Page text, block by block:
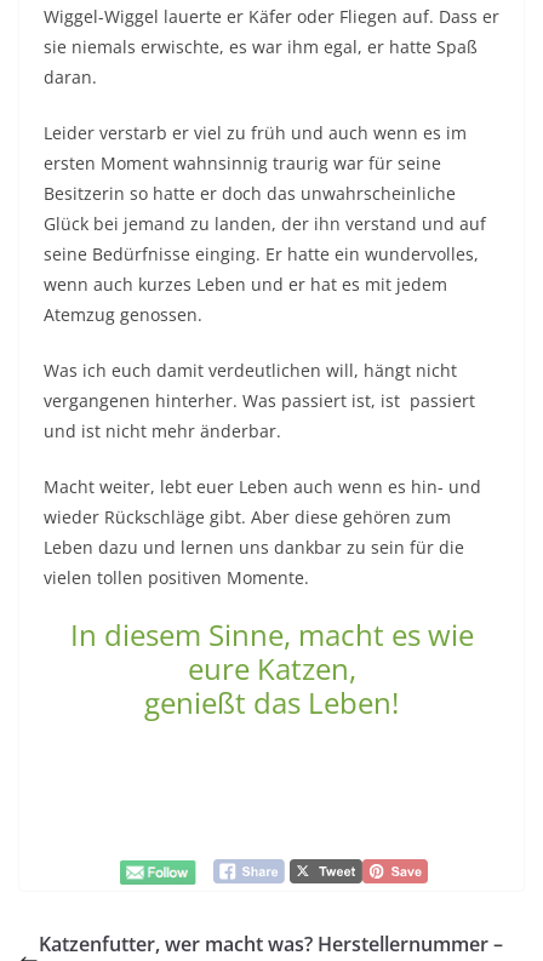
Wiggel-Wiggel lauerte er Käfer oder Fliegen auf. Dass er
sie niemals erwischte, es war ihm egal, er hatte Spaß
daran.
Leider verstarb er viel zu früh und auch wenn es im
ersten Moment wahnsinnig traurig war für seine
Besitzerin so hatte er doch das unwahrscheinliche
Glück bei jemand zu landen, der ihn verstand und auf
seine Bedürfnisse einging. Er hatte ein wundervolles,
wenn auch kurzes Leben und er hat es mit jedem
Atemzug genossen.
Was ich euch damit verdeutlichen will, hängt nicht
vergangenen hinterher. Was passiert ist, ist passiert
und ist nicht mehr änderbar.
Macht weiter, lebt euer Leben auch wenn es hin- und
wieder Rückschläge gibt. Aber diese gehören zum
Leben dazu und lernen uns dankbar zu sein für die
vielen tollen positiven Momente.
In diesem Sinne, macht es wie
eure Katzen,
genießt das Leben!
Katzenfutter, wer macht was? Herstellernummer –